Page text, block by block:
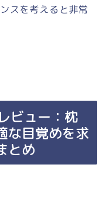
スを考えると非常
ビュー：枕
な目覚めを求
とめ